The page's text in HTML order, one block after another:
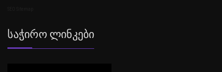
Საჭირო Ლინკები